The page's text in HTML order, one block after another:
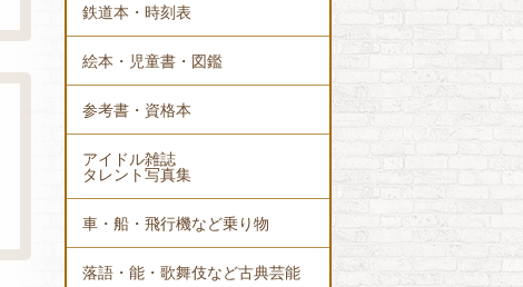
鉄道本・時刻表
絵本・児童書・図鑑
参考書・資格本
アイドル雑誌
タレント写真集
車・船・飛行機など乗り物
落語・能・歌舞伎など古典芸能